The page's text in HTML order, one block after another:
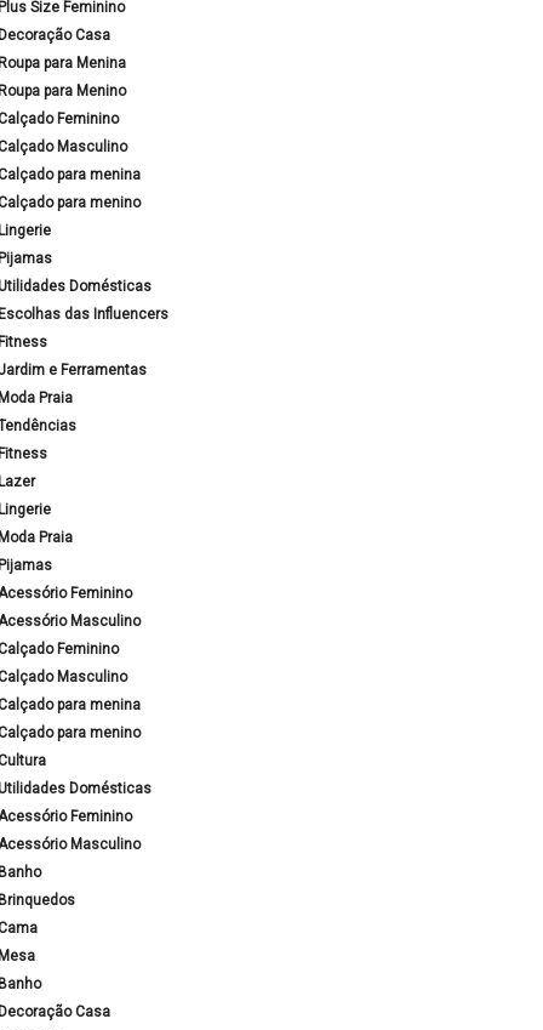
Size Feminino
Casa
para Menina
para Menino
Feminino
Masculino
para menina
para menino
Domésticas
das Influencers
e Ferramentas
Praia
Praia
Feminino
Masculino
Feminino
Masculino
para menina
para menino
Domésticas
Feminino
Masculino
Casa